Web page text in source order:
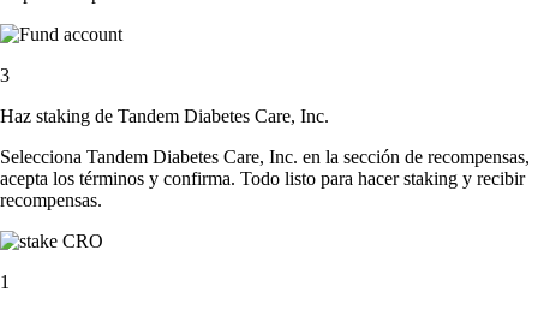
3
Haz staking de Tandem Diabetes Care, Inc.
Selecciona Tandem Diabetes Care, Inc. en la sección de recompensas,
acepta los términos y confirma. Todo listo para hacer staking y recibir
recompensas.
1